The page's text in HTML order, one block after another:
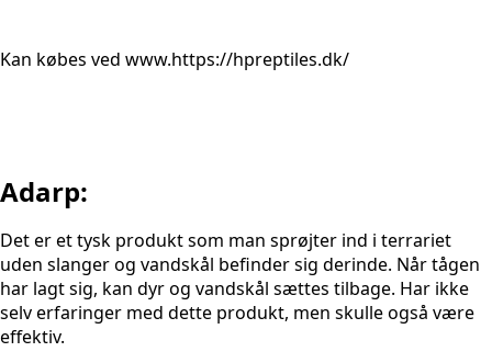
Kan købes ved www.https://hpreptiles.dk/
Adarp:
Det er et tysk produkt som man sprøjter ind i terrariet
uden slanger og vandskål befinder sig derinde. Når tågen
har lagt sig, kan dyr og vandskål sættes tilbage. Har ikke
selv erfaringer med dette produkt, men skulle også være
effektiv.